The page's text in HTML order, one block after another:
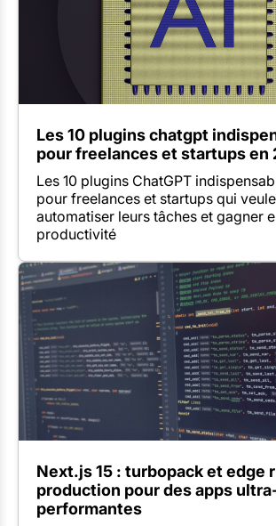
Les 10 plugins chatgpt
pour freelances et startups en
Les 10 plugins ChatGPT
pour freelances et startups qui
automatiser leurs tâches et gagner
productivité
Next.js 15 : turbopack et edge
production pour des apps
performantes